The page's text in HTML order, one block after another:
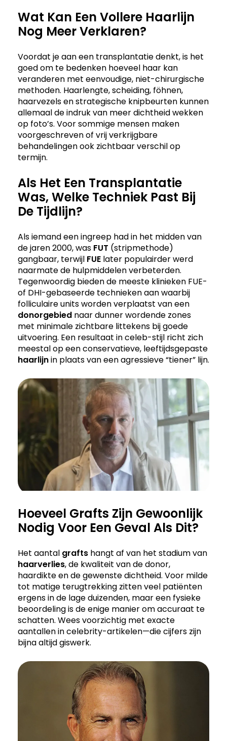
Wat Kan Een Vollere Haarlijn
Nog Meer Verklaren?
Voordat je aan een transplantatie denkt, is het
goed om te bedenken hoeveel haar kan
veranderen met eenvoudige, niet-chirurgische
methoden. Haarlengte, scheiding, föhnen,
haarvezels en strategische knipbeurten kunnen
allemaal de indruk van meer dichtheid wekken
op foto’s. Voor sommige mensen maken
voorgeschreven of vrij verkrijgbare
behandelingen ook zichtbaar verschil op
termijn.
Als Het Een Transplantatie
Was, Welke Techniek Past Bij
De Tijdlijn?
Als iemand een ingreep had in het midden van
de jaren 2000, was FUT (stripmethode)
gangbaar, terwijl FUE later populairder werd
naarmate de hulpmiddelen verbeterden.
Tegenwoordig bieden de meeste klinieken FUE-
of DHI-gebaseerde technieken aan waarbij
folliculaire units worden verplaatst van een
donorgebied naar dunner wordende zones
met minimale zichtbare littekens bij goede
uitvoering. Een resultaat in celeb-stijl richt zich
meestal op een conservatieve, leeftijdsgepaste
haarlijnin plaats van een agressieve “tiener” lijn.
Hoeveel Grafts Zijn Gewoonlijk
Nodig Voor Een Geval Als Dit?
Het aantal grafts hangt af van het stadium van
haarverlies, de kwaliteit van de donor,
haardikte en de gewenste dichtheid. Voor milde
tot matige terugtrekking zitten veel patiënten
ergens in de lage duizenden, maar een fysieke
beoordeling is de enige manier om accuraat te
schatten. Wees voorzichtig met exacte
aantallen in celebrity-artikelen—die cijfers zijn
bijna altijd giswerk.